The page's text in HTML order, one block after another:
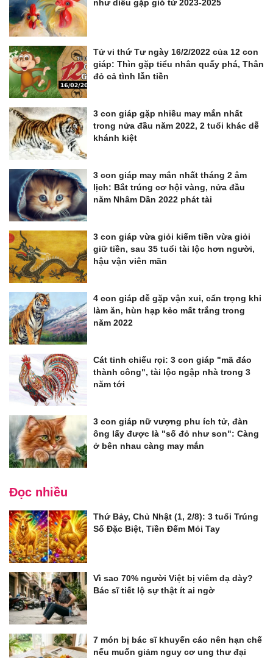
như diều gặp gió từ 2023-2025
Tử vi thứ Tư ngày 16/2/2022 của 12 con
giáp: Thìn gặp tiểu nhân quấy phá, Thân
đỏ cả tình lẫn tiền
3 con giáp gặp nhiều may mắn nhất
trong nửa đầu năm 2022, 2 tuổi khác dễ
khánh kiệt
3 con giáp may mắn nhất tháng 2 âm
lịch: Bắt trúng cơ hội vàng, nửa đầu
năm Nhâm Dần 2022 phát tài
3 con giáp vừa giỏi kiếm tiền vừa giỏi
giữ tiền, sau 35 tuổi tài lộc hơn người,
hậu vận viên mãn
4 con giáp dễ gặp vận xui, cẩn trọng khi
làm ăn, hùn hạp kẻo mất trắng trong
năm 2022
Cát tinh chiếu rọi: 3 con giáp "mã đáo
thành công", tài lộc ngập nhà trong 3
năm tới
3 con giáp nữ vượng phu ích tử, đàn
ông lấy được là "số đỏ như son": Càng
ở bên nhau càng may mắn
Đọc nhiều
Thứ Bảy, Chủ Nhật (1, 2/8): 3 tuổi Trúng
Số Đặc Biệt, Tiền Đếm Mỏi Tay
Vì sao 70% người Việt bị viêm dạ dày?
Bác sĩ tiết lộ sự thật ít ai ngờ
7 món bị bác sĩ khuyến cáo nên hạn chế
nếu muốn giảm nguy cơ ung thư đại